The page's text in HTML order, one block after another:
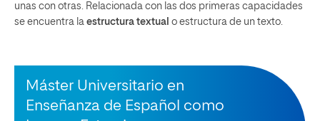
unas con otras. Relacionada con las dos primeras capacidades
se encuentra la estructura textual o estructura de un texto.
Máster Universitario en
Enseñanza de Español como